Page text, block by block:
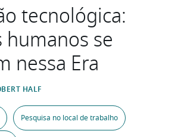
tecnológica:
se
nessa Era
Pesquisa no local de trabalho